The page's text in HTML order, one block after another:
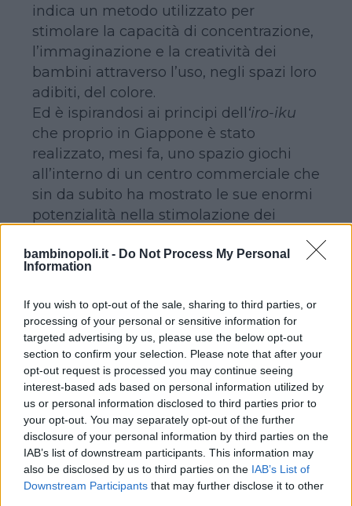
bambinopoli.it - Do Not Process My Personal
Information
If you wish to opt-out of the sale, sharing to third parties, or
processing of your personal or sensitive information for
targeted advertising by us, please use the below opt-out
section to confirm your selection. Please note that after your
opt-out request is processed you may continue seeing
interest-based ads based on personal information utilized by
us or personal information disclosed to third parties prior to
your opt-out. You may separately opt-out of the further
disclosure of your personal information by third parties on the
IAB’s list of downstream participants. This information may
also be disclosed by us to third parties on the IAB’s List of
Downstream Participants that may further disclose it to other
indica un metodo utilizzato per
stimolare la capacità di concentrazione,
l’immaginazione e la creatività dei
bambini attraverso l’uso, negli spazi loro
adibiti, del colore.
Ed è ispirandosi ai principi dell ‘iro-iku
che proprio in Giappone è stato
realizzato, mesi fa, uno spazio giochi
all’interno di un centro commerciale che
sin da subito ha mostrato le sue enormi
potenzialità nella stimolazione dei
incanalare le loro esigenze.
Mama Smile, infatti, nella cittadina di
Mito, è un parco giochi coperto
realizzato dall’architettoEmmanuelle
Moureauxpensato proprio per
incuriosire i bimbi, guidarli attraverso la
concezione originale degli spazi e l’uso
del colore, alla scoperta di quel mini
mondo e coinvolgerli, una volta entrati,
nelle attività proposte.
I colori, in una simile concezione,